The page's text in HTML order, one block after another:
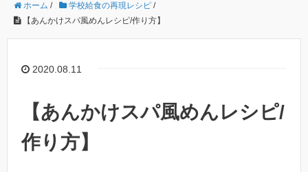
ホーム / 学校給食の再現レシピ /
【あんかけスパ風めんレシピ/作り方】
2020.08.11
【あんかけスパ風めんレシピ/
作り方】